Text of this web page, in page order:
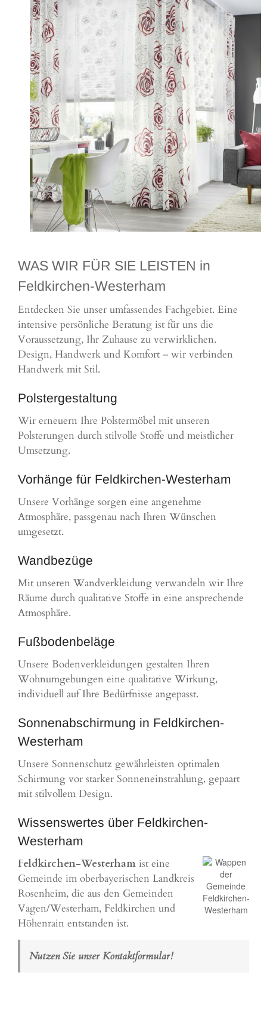
WAS WIR FÜR SIE LEISTEN in
Feldkirchen-Westerham
Entdecken Sie unser umfassendes Fachgebiet. Eine
intensive persönliche Beratung ist für uns die
Voraussetzung, Ihr Zuhause zu verwirklichen.
Design, Handwerk und Komfort – wir verbinden
Handwerk mit Stil.
Polstergestaltung
Wir erneuern Ihre Polstermöbel mit unseren
Polsterungen durch stilvolle Stoffe und meistlicher
Umsetzung.
Vorhänge für Feldkirchen-Westerham
Unsere Vorhänge sorgen eine angenehme
Atmosphäre, passgenau nach Ihren Wünschen
umgesetzt.
Wandbezüge
Mit unseren Wandverkleidung verwandeln wir Ihre
Räume durch qualitative Stoffe in eine ansprechende
Atmosphäre.
Fußbodenbeläge
Unsere Bodenverkleidungen gestalten Ihren
Wohnumgebungen eine qualitative Wirkung,
individuell auf Ihre Bedürfnisse angepasst.
Sonnenabschirmung in Feldkirchen-
Westerham
Unsere Sonnenschutz gewährleisten optimalen
Schirmung vor starker Sonneneinstrahlung, gepaart
mit stilvollem Design.
Wissenswertes über Feldkirchen-
Westerham
Feldkirchen-Westerham ist eine
Gemeinde im oberbayerischen Landkreis
Rosenheim, die aus den Gemeinden
Vagen/Westerham, Feldkirchen und
Höhenrain entstanden ist.
Nutzen Sie unser Kontaktformular!